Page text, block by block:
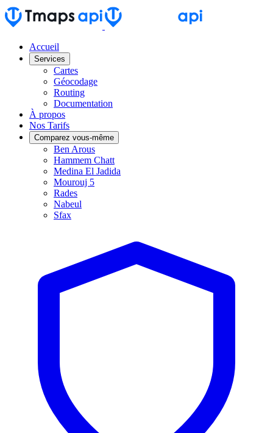
Accueil
Services
Cartes
Géocodage
Routing
Documentation
À propos
Nos Tarifs
Comparez vous-même
Ben Arous
Hammem Chatt
Medina El Jadida
Mourouj 5
Rades
Nabeul
Sfax